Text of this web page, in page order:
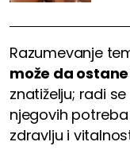
Razumevanje
može da
znatiželju; radi
njegovih
zdravlju i